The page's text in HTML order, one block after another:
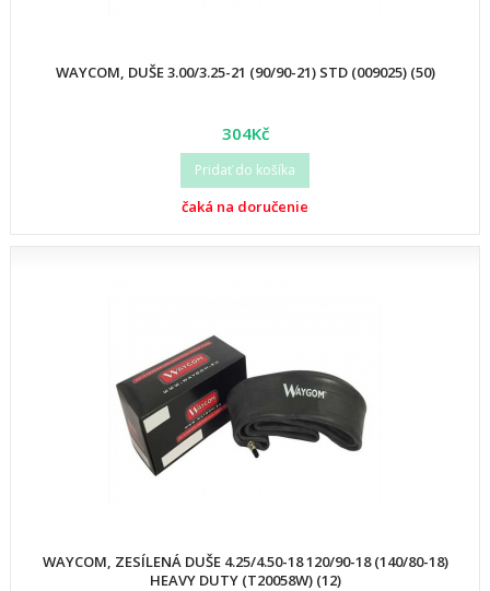
WAYCOM, DUŠE 3.00/3.25-21 (90/90-21) STD (009025) (50)
304Kč
Pridať do košíka
čaká na doručenie
WAYCOM, ZESÍLENÁ DUŠE 4.25/4.50-18 120/90-18 (140/80-18)
HEAVY DUTY (T20058W) (12)